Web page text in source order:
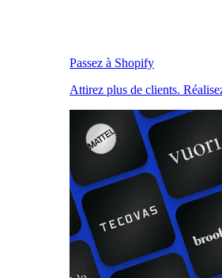
Passez à Shopify
Attirez plus de clients.